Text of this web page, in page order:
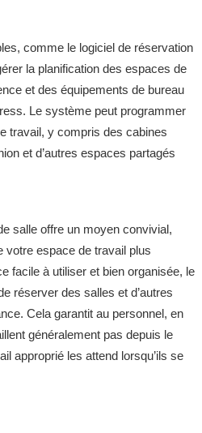
comme le logiciel de réservation
la planification des espaces de
et des équipements de bureau
Le système peut programmer
travail, y compris des cabines
et d’autres espaces partagés
salle offre un moyen convivial,
votre espace de travail plus
facile à utiliser et bien organisée, le
réserver des salles et d’autres
Cela garantit au personnel, en
généralement pas depuis le
approprié les attend lorsqu’ils se